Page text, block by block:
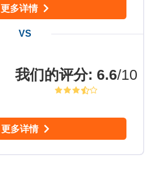
更多详情
我们的评分: 6.6/10
更多详情